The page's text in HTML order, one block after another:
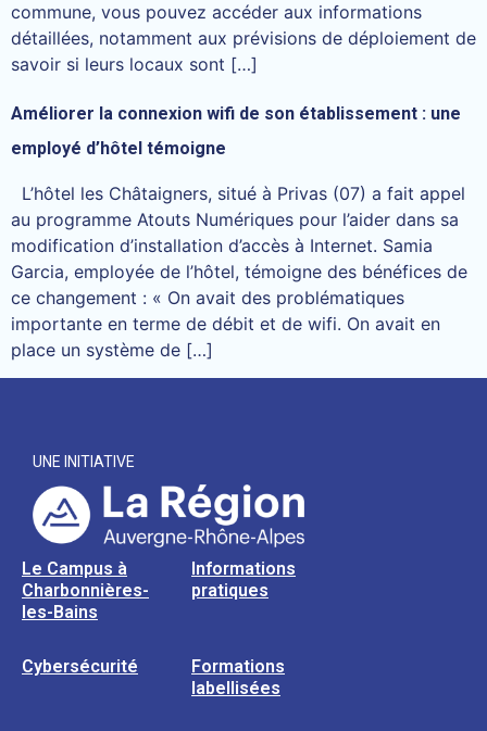
commune, vous pouvez accéder aux informations
détaillées, notamment aux prévisions de déploiement de
savoir si leurs locaux sont […]
Améliorer la connexion wifi de son établissement : une
employé d’hôtel témoigne
L’hôtel les Châtaigners, situé à Privas (07) a fait appel
au programme Atouts Numériques pour l’aider dans sa
modification d’installation d’accès à Internet. Samia
Garcia, employée de l’hôtel, témoigne des bénéfices de
ce changement : « On avait des problématiques
importante en terme de débit et de wifi. On avait en
place un système de […]
UNE INITIATIVE
Le Campus à
Charbonnières-
les-Bains
Informations
pratiques
Cybersécurité
Formations
labellisées